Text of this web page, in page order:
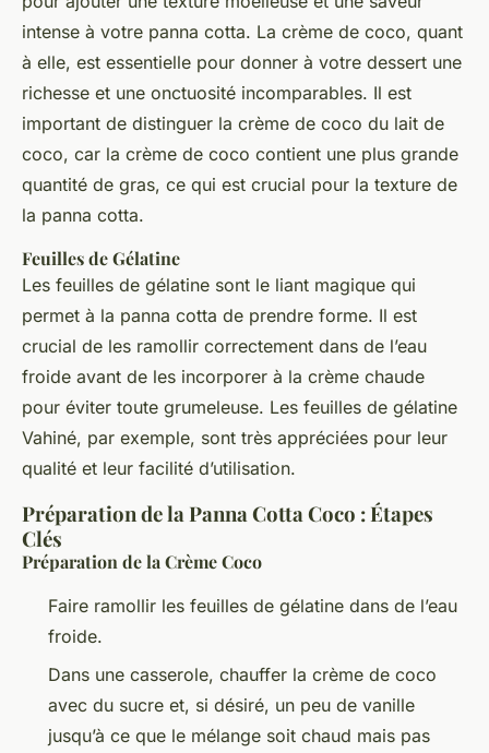
intense à votre panna cotta. La crème de coco, quant
à elle, est essentielle pour donner à votre dessert une
richesse et une onctuosité incomparables. Il est
important de distinguer la crème de coco du lait de
coco, car la crème de coco contient une plus grande
quantité de gras, ce qui est crucial pour la texture de
la panna cotta.
Feuilles de Gélatine
Les feuilles de gélatine sont le liant magique qui
permet à la panna cotta de prendre forme. Il est
crucial de les ramollir correctement dans de l’eau
froide avant de les incorporer à la crème chaude
pour éviter toute grumeleuse. Les feuilles de gélatine
Vahiné, par exemple, sont très appréciées pour leur
qualité et leur facilité d’utilisation.
Préparation de la Panna Cotta Coco : Étapes
Clés
Préparation de la Crème Coco
Faire ramollir les feuilles de gélatine dans de l’eau
froide.
Dans une casserole, chauffer la crème de coco
avec du sucre et, si désiré, un peu de vanille
jusqu’à ce que le mélange soit chaud mais pas